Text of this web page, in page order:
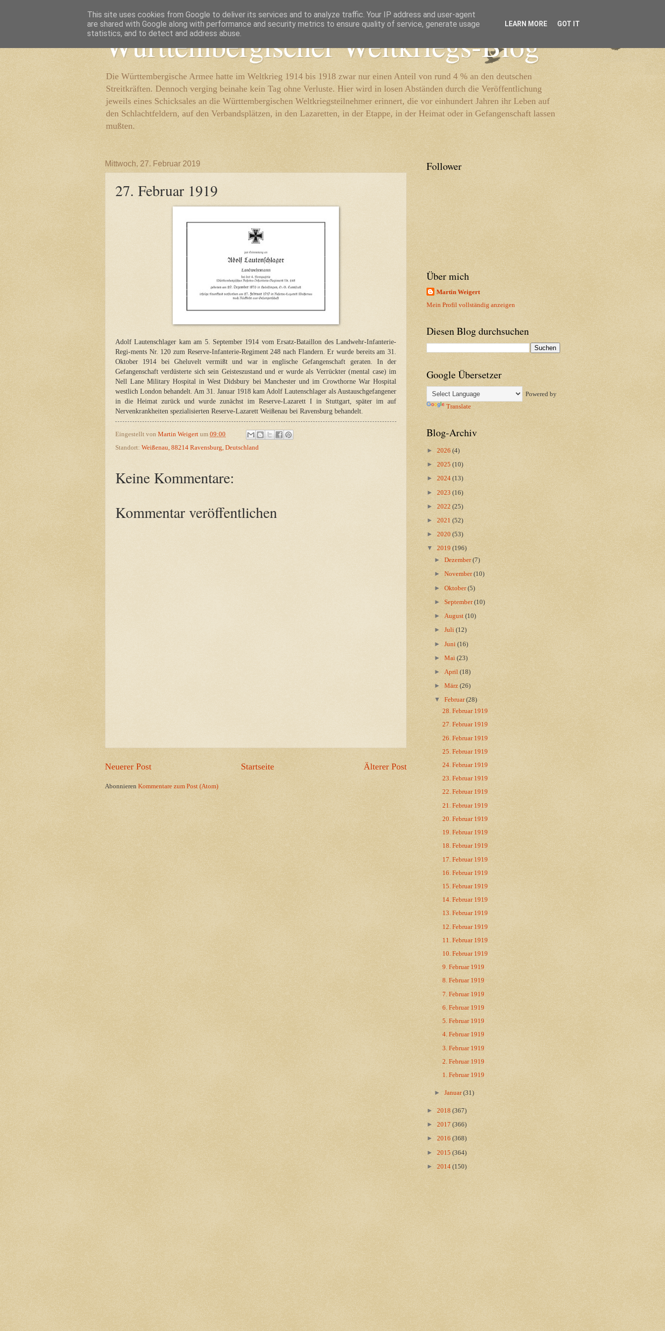
Württembergischer Weltkriegs-Blog
Die Württembergische Armee hatte im Weltkrieg 1914 bis 1918 zwar nur einen Anteil von rund 4 % an den deutschen
Streitkräften. Dennoch verging beinahe kein Tag ohne Verluste. Hier wird in losen Abständen durch die Veröffentlichung
jeweils eines Schicksales an die Württembergischen Weltkriegsteilnehmer erinnert, die vor einhundert Jahren ihr Leben auf
den Schlachtfeldern, auf den Verbandsplätzen, in den Lazaretten, in der Etappe, in der Heimat oder in Gefangenschaft lassen
mußten.
Mittwoch, 27. Februar 2019
27. Februar 1919
Adolf Lautenschlager kam am 5. September 1914 vom Ersatz-Bataillon des Landwehr-Infanterie-
Regi-ments Nr. 120 zum Reserve-Infanterie-Regiment 248 nach Flandern. Er wurde bereits am 31.
Oktober 1914 bei Gheluvelt vermißt und war in englische Gefangenschaft geraten. In der
Gefangenschaft verdüsterte sich sein Geisteszustand und er wurde als Verrückter (mental case) im
Nell Lane Military Hospital in West Didsbury bei Manchester und im Crowthorne War Hospital
westlich London behandelt. Am 31. Januar 1918 kam Adolf Lautenschlager als Austauschgefangener
in die Heimat zurück und wurde zunächst im Reserve-Lazarett I in Stuttgart, später im auf
Nervenkrankheiten spezialisierten Reserve-Lazarett Weißenau bei Ravensburg behandelt.
Eingestellt von Martin Weigert um 09:00
Standort: Weißenau, 88214 Ravensburg, Deutschland
Keine Kommentare:
Kommentar veröffentlichen
Neuerer Post Älterer Post
Startseite
Abonnieren Kommentare zum Post (Atom)
Follower
Über mich
Martin Weigert
Mein Profil vollständig anzeigen
Diesen Blog durchsuchen
Google Übersetzer
Powered by
Translate
Blog-Archiv
► 2026 (4)
► 2025 (10)
► 2024 (13)
► 2023 (16)
► 2022 (25)
► 2021 (52)
► 2020 (53)
▼ 2019 (196)
►Dezember(7)
►November(10)
►Oktober(5)
► September(10)
►August(10)
►Juli(12)
►Juni(16)
►Mai(23)
► April(18)
►März(26)
▼Februar(28)
28. Februar 1919
27. Februar 1919
26. Februar 1919
25. Februar 1919
24. Februar 1919
23. Februar 1919
22. Februar 1919
21. Februar 1919
20. Februar 1919
19. Februar 1919
18. Februar 1919
17. Februar 1919
16. Februar 1919
15. Februar 1919
14. Februar 1919
13. Februar 1919
12. Februar 1919
11. Februar 1919
10. Februar 1919
9. Februar 1919
8. Februar 1919
7. Februar 1919
6. Februar 1919
5. Februar 1919
4. Februar 1919
3. Februar 1919
2. Februar 1919
1. Februar 1919
►Januar(31)
► 2018 (367)
► 2017 (366)
► 2016 (368)
► 2015 (364)
► 2014 (150)
This site uses cookies from Google to deliver its services and to analyze traffic. Your IP address and user-agent
are shared with Google along with performance and security metrics to ensure quality of service, generate usage
statistics, and to detect and address abuse.
LEARN MORE GOT IT